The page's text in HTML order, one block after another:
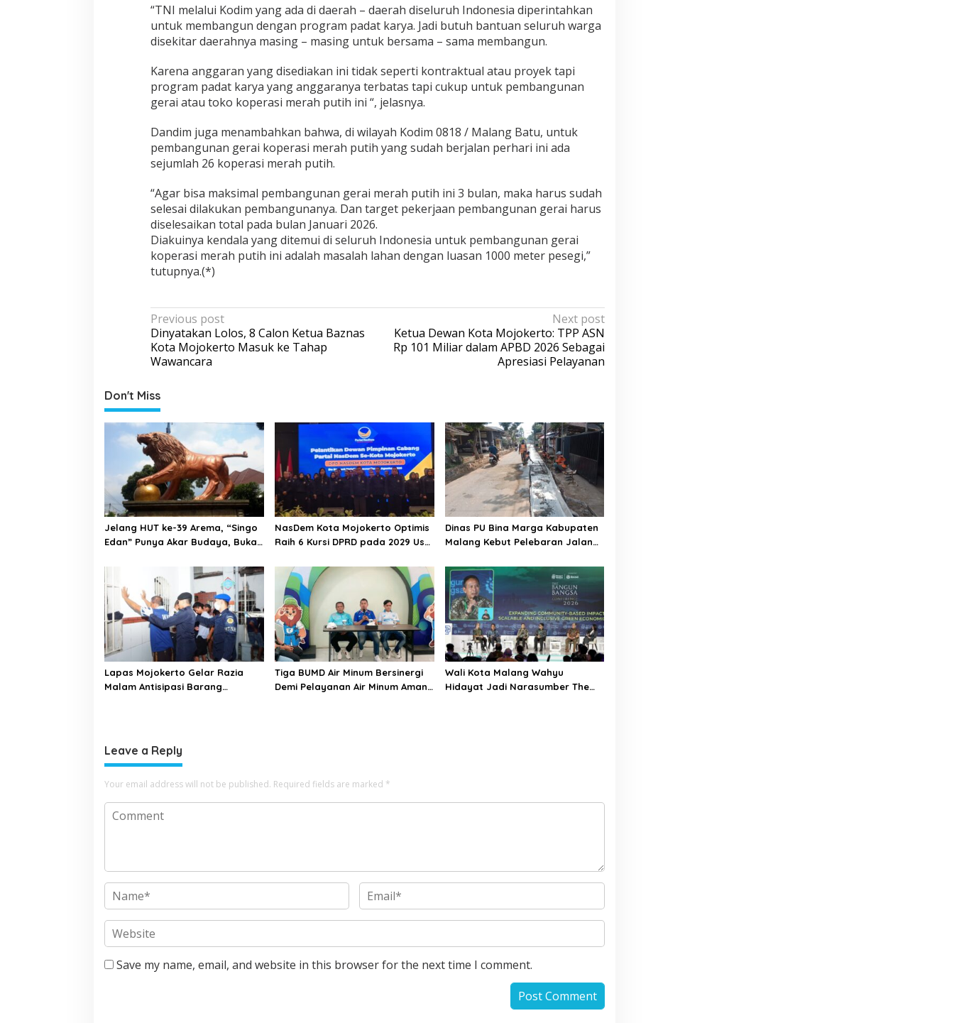
“TNI melalui Kodim yang ada di daerah – daerah diseluruh Indonesia diperintahkan
untuk membangun dengan program padat karya. Jadi butuh bantuan seluruh warga
disekitar daerahnya masing – masing untuk bersama – sama membangun.
Karena anggaran yang disediakan ini tidak seperti kontraktual atau proyek tapi
program padat karya yang anggaranya terbatas tapi cukup untuk pembangunan
gerai atau toko koperasi merah putih ini “, jelasnya.
Dandim juga menambahkan bahwa, di wilayah Kodim 0818 / Malang Batu, untuk
pembangunan gerai koperasi merah putih yang sudah berjalan perhari ini ada
sejumlah 26 koperasi merah putih.
“Agar bisa maksimal pembangunan gerai merah putih ini 3 bulan, maka harus sudah
selesai dilakukan pembangunanya. Dan target pekerjaan pembangunan gerai harus
diselesaikan total pada bulan Januari 2026.
Diakuinya kendala yang ditemui di seluruh Indonesia untuk pembangunan gerai
koperasi merah putih ini adalah masalah lahan dengan luasan 1000 meter pesegi,”
tutupnya.(*)
P
o
s
n
a
v
i
g
a
t
i
n
Previous post
Dinyatakan Lolos, 8 Calon Ketua Baznas
Kota Mojokerto Masuk ke Tahap
Wawancara
Next post
Ketua Dewan Kota Mojokerto: TPP ASN
Rp 101 Miliar dalam APBD 2026 Sebagai
Apresiasi Pelayanan
Don't Miss
Jelang HUT ke-39 Arema, “Singo
Edan” Punya Akar Budaya, Bukan
NasDem Kota Mojokerto Optimis
Raih 6 Kursi DPRD pada 2029 Usai
Dinas PU Bina Marga Kabupaten
Malang Kebut Pelebaran Jalan
Lapas Mojokerto Gelar Razia
Malam Antisipasi Barang
Tiga BUMD Air Minum Bersinergi
Demi Pelayanan Air Minum Aman
Wali Kota Malang Wahyu
Hidayat Jadi Narasumber The
Leave a Reply
Your email address will not be published. Required fields are marked *
Save my name, email, and website in this browser for the next time I comment.